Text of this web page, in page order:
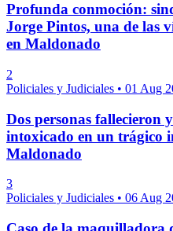
Profunda conmoción:
Jorge Pintos, una de las
en Maldonado
2
Policiales y Judiciales • 01 Aug
Dos personas fallecieron
intoxicado en un trágico
Maldonado
3
Policiales y Judiciales • 06 Aug